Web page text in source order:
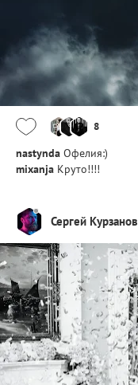
8
nastynda Офелия:)
mixanja Круто!!!!
Сергей Курзанов